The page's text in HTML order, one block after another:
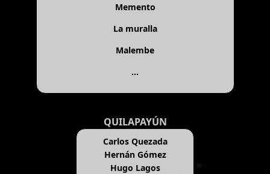
Memento
La muralla
Malembe
...
QUILAPAYÚN
Carlos Quezada
Hernán Gómez
Hugo Lagos